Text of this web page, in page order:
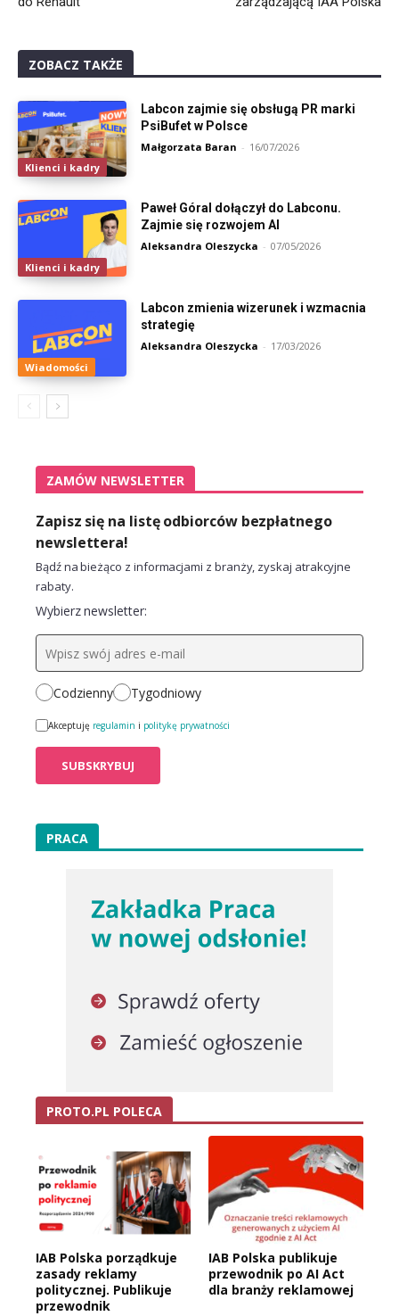
ZOBACZ TAKŻE
Klienci i kadry
Labcon zajmie się obsługą PR marki
PsiBufet w Polsce
Małgorzata Baran - 16/07/2026
Klienci i kadry
Paweł Góral dołączył do Labconu.
Zajmie się rozwojem AI
Aleksandra Oleszycka - 07/05/2026
Wiadomości
Labcon zmienia wizerunek i wzmacnia
strategię
Aleksandra Oleszycka - 17/03/2026
ZAMÓW NEWSLETTER
Zapisz się na listę odbiorców bezpłatnego
newslettera!
Bądź na bieżąco z informacjami z branży, zyskaj atrakcyjne
rabaty.
Wybierz newsletter:
Codzienny Tygodniowy
Akceptuję regulamin i politykę prywatności
PRACA
PROTO.PL POLECA
IAB Polska porządkuje
zasady reklamy
politycznej. Publikuje
przewodnik
IAB Polska publikuje
przewodnik po AI Act
dla branży reklamowej